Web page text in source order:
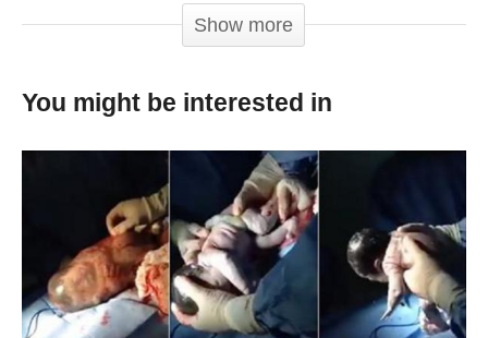
Σκωτίας! Στο νέο του βίντεο, ο φημισμένος BMX stunt
driver ρισκάρει να ξεκινήσει τη βόλτα του από ύψος
σας κοπεί η ανάσα!
Show more
You might be interested in